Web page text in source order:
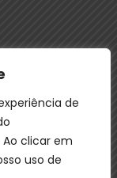
de
clicar em
uso de